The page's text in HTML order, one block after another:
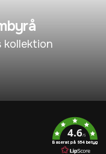
kollektion
4.6/5
Baserat på 954 betyg